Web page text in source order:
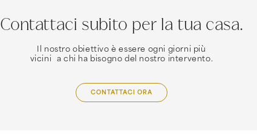
Contattaci subito per la tua casa.
Il nostro obiettivo è essere ogni giorni più
vicini a chi ha bisogno del nostro intervento.
CONTATTACI ORA